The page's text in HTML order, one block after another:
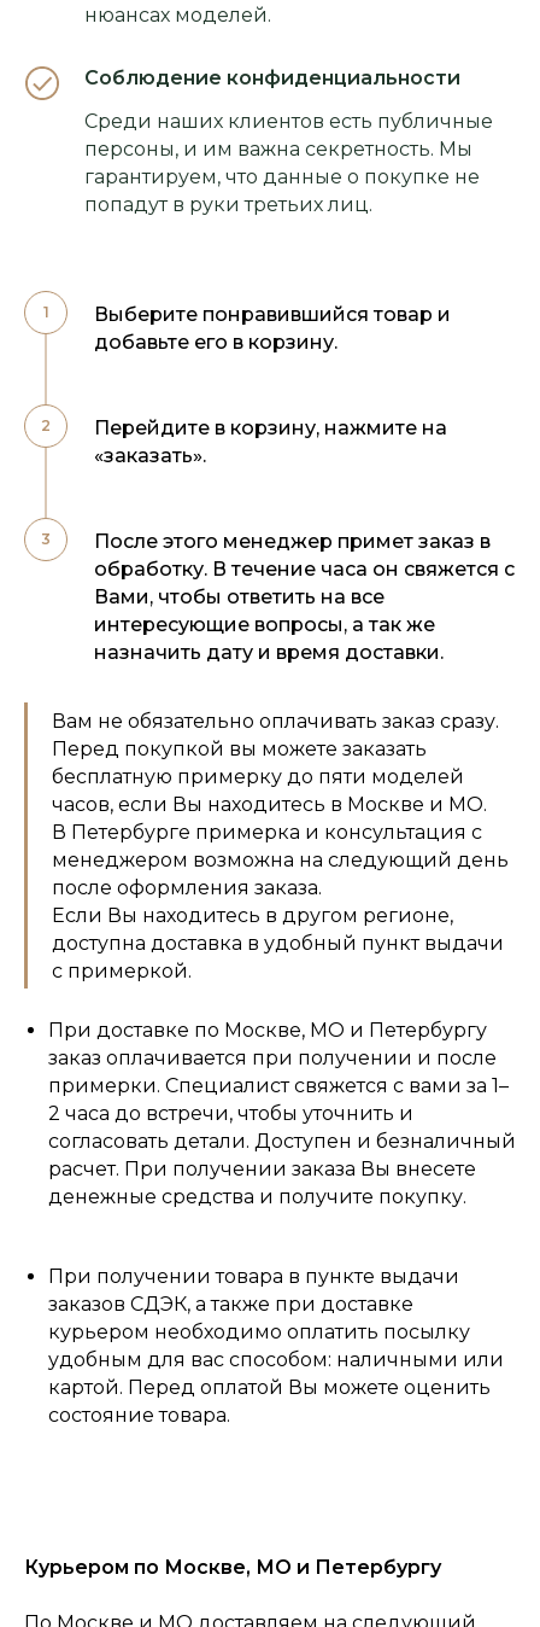
нюансах моделей.
Соблюдение конфиденциальности
Среди наших клиентов есть публичные
персоны, и им важна секретность. Мы
гарантируем, что данные о покупке не
попадут в руки третьих лиц.
Выберите понравившийся товар и
добавьте его в корзину.
Перейдите в корзину, нажмите на
«заказать».
После этого менеджер примет заказ в
обработку. В течение часа он свяжется с
Вами, чтобы ответить на все
интересующие вопросы, а так же
назначить дату и время доставки.
Вам не обязательно оплачивать заказ сразу.
Перед покупкой вы можете заказать
бесплатную примерку до пяти моделей
часов, если Вы находитесь в Москве и МО.
В Петербурге примерка и консультация с
менеджером возможна на следующий день
после оформления заказа.
Если Вы находитесь в другом регионе,
доступна доставка в удобный пункт выдачи
с примеркой.
При доставке по Москве, МО и Петербургу
заказ оплачивается при получении и после
примерки. Специалист свяжется с вами за 1–
2 часа до встречи, чтобы уточнить и
согласовать детали. Доступен и безналичный
расчет. При получении заказа Вы внесете
денежные средства и получите покупку.
При получении товара в пункте выдачи
заказов СДЭК, а также при доставке
курьером необходимо оплатить посылку
удобным для вас способом: наличными или
картой. Перед оплатой Вы можете оценить
состояние товара.
Курьером по Москве, МО и Петербургу
По Москве и МО доставляем на следующий